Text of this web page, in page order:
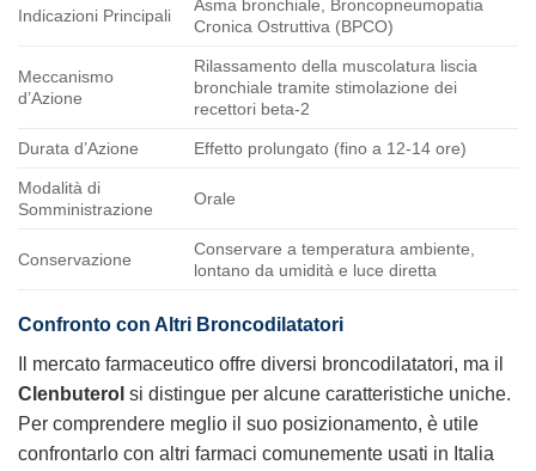
Indicazioni Principali
Asma bronchiale, Broncopneumopatia
Cronica Ostruttiva (BPCO)
Meccanismo
d’Azione
Rilassamento della muscolatura liscia
bronchiale tramite stimolazione dei
recettori beta-2
Durata d’Azione Effetto prolungato (fino a 12-14 ore)
Modalità di
Somministrazione
Orale
Conservazione
Conservare a temperatura ambiente,
lontano da umidità e luce diretta
Confronto con Altri Broncodilatatori
Il mercato farmaceutico offre diversi broncodilatatori, ma il
Clenbuterol si distingue per alcune caratteristiche uniche.
Per comprendere meglio il suo posizionamento, è utile
confrontarlo con altri farmaci comunemente usati in Italia